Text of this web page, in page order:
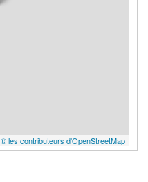
© les contributeurs d'OpenStreetMap